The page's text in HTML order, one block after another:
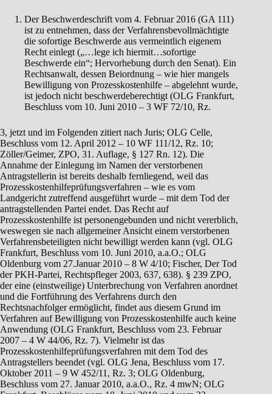
Der Beschwerdeschrift vom 4. Februar 2016 (GA 111)
ist zu entnehmen, dass der Verfahrensbevollmächtigte
die sofortige Beschwerde aus vermeintlich eigenem
Recht einlegt („…lege ich hiermit…sofortige
Beschwerde ein“; Hervorhebung durch den Senat). Ein
Rechtsanwalt, dessen Beiordnung – wie hier mangels
Bewilligung von Prozesskostenhilfe – abgelehnt wurde,
ist jedoch nicht beschwerdeberechtigt (OLG Frankfurt,
Beschluss vom 10. Juni 2010 – 3 WF 72/10, Rz.
3, jetzt und im Folgenden zitiert nach Juris; OLG Celle,
Beschluss vom 12. April 2012 – 10 WF 111/12, Rz. 10;
Zöller/Geimer, ZPO, 31. Auflage, § 127 Rn. 12). Die
Annahme der Einlegung im Namen der verstorbenen
Antragstellerin ist bereits deshalb fernliegend, weil das
Prozesskostenhilfeprüfungsverfahren – wie es vom
Landgericht zutreffend ausgeführt wurde – mit dem Tod der
antragstellenden Partei endet. Das Recht auf
Prozesskostenhilfe ist personengebunden und nicht vererblich,
weswegen sie nach allgemeiner Ansicht einem verstorbenen
Verfahrensbeteiligten nicht bewilligt werden kann (vgl. OLG
Frankfurt, Beschluss vom 10. Juni 2010, a.a.O.; OLG
Oldenburg vom 27.Januar 2010 – 8 W 4/10; Fischer, Der Tod
der PKH-Partei, Rechtspfleger 2003, 637, 638). § 239 ZPO,
der eine (einstweilige) Unterbrechung von Verfahren anordnet
und die Fortführung des Verfahrens durch den
Rechtsnachfolger ermöglicht, findet aus diesem Grund im
Verfahren auf Bewilligung von Prozesskostenhilfe auch keine
Anwendung (OLG Frankfurt, Beschluss vom 23. Februar
2007 – 4 W 44/06, Rz. 7). Vielmehr ist das
Prozesskostenhilfeprüfungsverfahren mit dem Tod des
Antragstellers beendet (vgl. OLG Jena, Beschluss vom 17.
Oktober 2011 – 9 W 452/11, Rz. 3; OLG Oldenburg,
Beschluss vom 27. Januar 2010, a.a.O., Rz. 4 mwN; OLG